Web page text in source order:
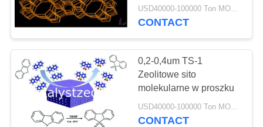
SPRAWY
SITEMAP
PRIVACY
POLICY
CONTACT
0,2-0,4um TS-1
Zeolitowe sito
molekularne w proszku
USD40000-100000 Ton MOQ:1 KG
CONTACT